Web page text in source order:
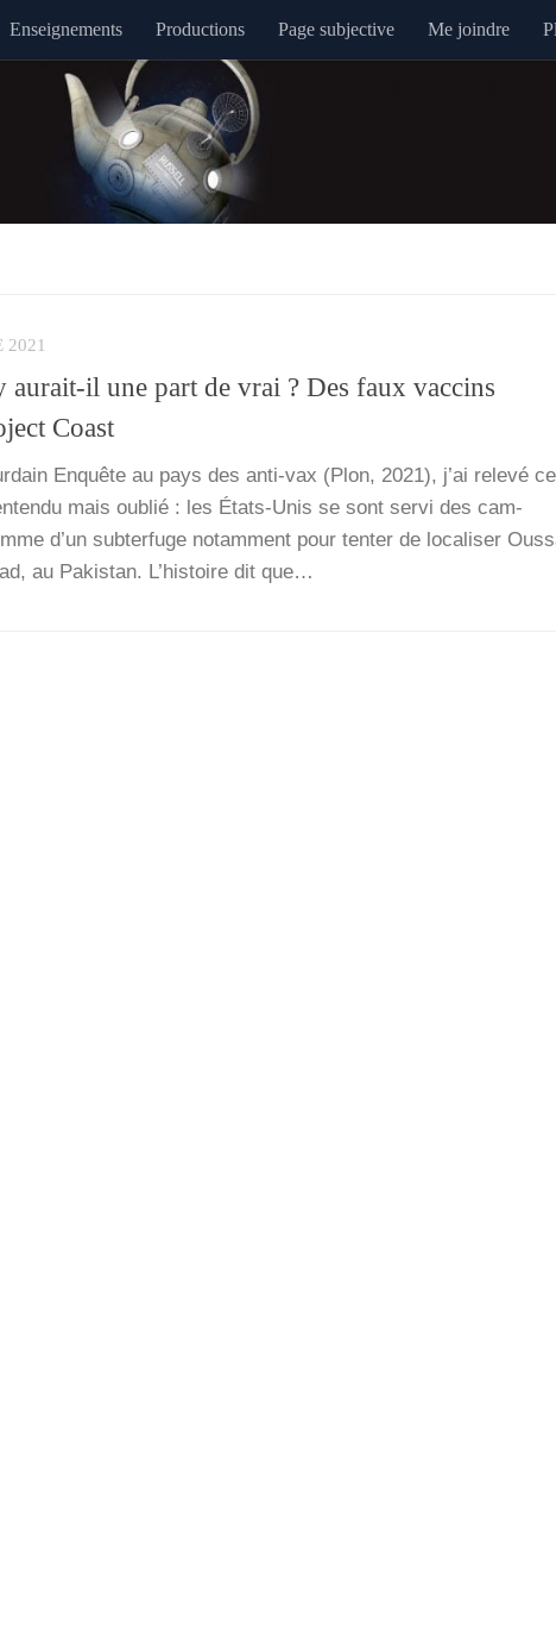
Enseignements Productions Page subjective Me joindre
2021
aurait-il une part de vrai ? Des faux vaccins
Coast
Enquête au pays des anti-vax (Plon, 2021), j’ai rele­vé ce
mais oublié : les États-Unis se sont ser­vi des cam­
d’un sub­ter­fuge notam­ment pour ten­ter de loca­li­ser
au Pakis­tan. L’his­toire dit que…